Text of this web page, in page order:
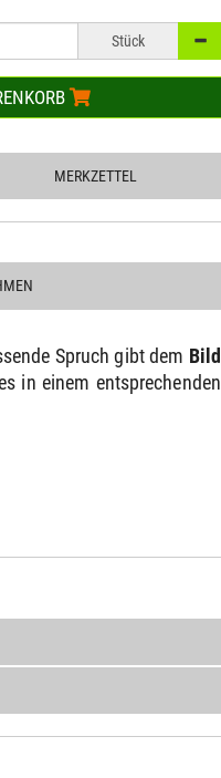
Stück
MERKZETTEL
Spruch gibt dem Bild
in einem entsprechenden